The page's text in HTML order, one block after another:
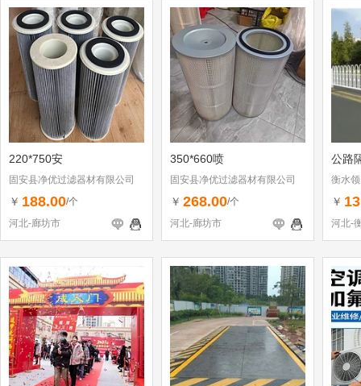
220*750安
固安县净优过滤器材有限公司
￥ 188.00/个
河北-廊坊市
350*660喷
固安县净优过滤器材有限公司
￥ 268.00/个
河北-廊坊市
公路
衡水
￥
河北-